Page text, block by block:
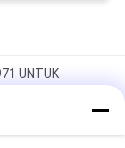
UNTUK
UNTUK